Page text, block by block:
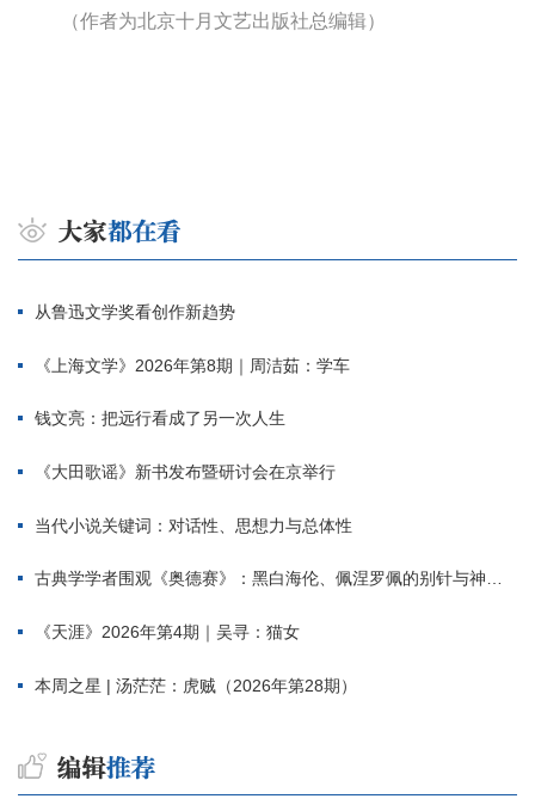
（作者为北京十月文艺出版社总编辑）
从鲁迅文学奖看创作新趋势
《上海文学》2026年第8期｜周洁茹：学车
钱文亮：把远行看成了另一次人生
《大田歌谣》新书发布暨研讨会在京举行
当代小说关键词：对话性、思想力与总体性
古典学学者围观《奥德赛》：黑白海伦、佩涅罗佩的别针与神秘入侵者
《天涯》2026年第4期｜吴寻：猫女
本周之星 | 汤茫茫：虎贼（2026年第28期）